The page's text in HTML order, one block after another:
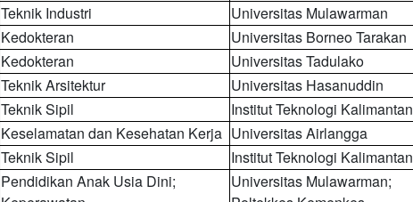
Teknik Industri
Universitas Mulawarman
Kedokteran
Universitas Borneo Tarakan
Kedokteran
Universitas Tadulako
Teknik Arsitektur
Universitas Hasanuddin
Teknik Sipil
Institut Teknologi Kalimantan
Keselamatan dan Kesehatan Kerja Universitas Airlangga
Teknik Sipil
Institut Teknologi Kalimantan
Pendidikan Anak Usia Dini;
Universitas Mulawarman;